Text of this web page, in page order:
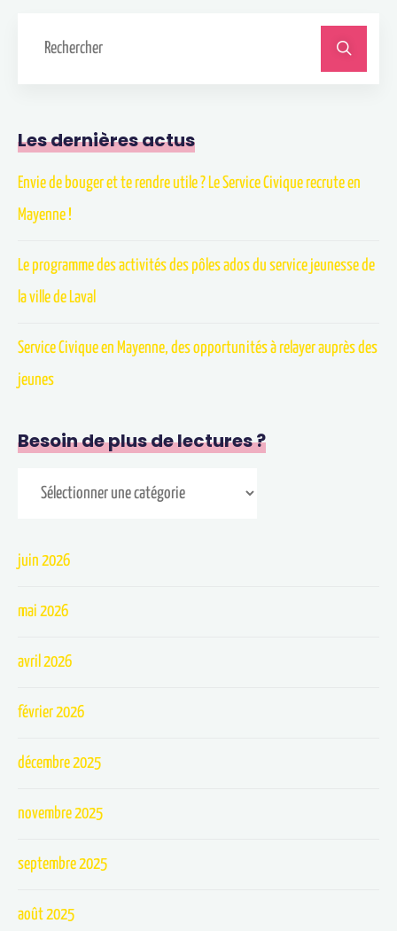
Les dernières actus
Envie de bouger et te rendre utile ? Le Service Civique recrute en
Mayenne !
Le programme des activités des pôles ados du service jeunesse de
la ville de Laval
Service Civique en Mayenne, des opportunités à relayer auprès des
jeunes
Besoin de plus de lectures ?
juin 2026
mai 2026
avril 2026
février 2026
décembre 2025
novembre 2025
septembre 2025
août 2025